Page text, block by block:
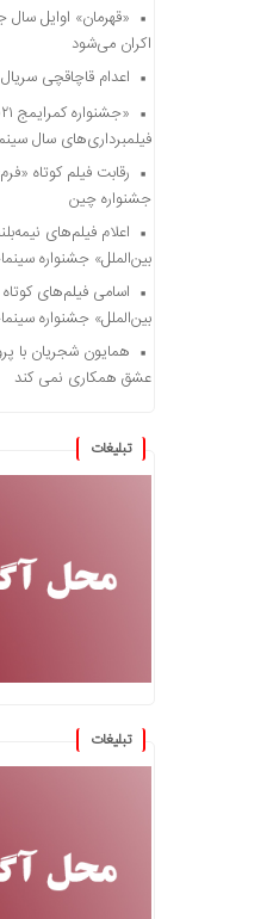
«قهرمان» اوایل سال
اکران می‌شود
اعدام قاچاقچی
فیلمبرداری‌های سال
رقابت فیلم کوتاه
جشنواره چین
اعلام فیلم‌های
بین‌الملل» جشنواره
اسامی فیلم‌های
بین‌الملل» جشنواره
همایون شجریان با
عشق همکاری نمی کند
تبلیغات
تبلیغات